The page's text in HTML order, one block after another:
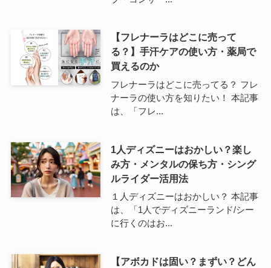
【フレナーラはどこに売って
る？】手汗ケアの使い方・薬局で
買えるのか
フレナーラはどこに売ってる？ フレ
ナーラの使い方を知りたい！ 本記事
は、「フレ...
1人ディズニーはおかしい？楽し
み方・メンタルの保ち方・シング
ルライダー活用法
１人ディズニーはおかしい？ 本記事
は、「1人でディズニーランド/シー
に行くのはお...
【アボカドは固い？まずい？どん